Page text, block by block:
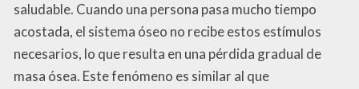
saludable. Cuando una persona pasa mucho tiempo
acostada, el sistema óseo no recibe estos estímulos
necesarios, lo que resulta en una pérdida gradual de
masa ósea. Este fenómeno es similar al que